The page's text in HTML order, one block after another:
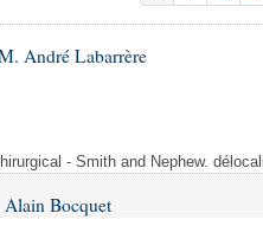
André Labarrère
- Smith and Nephew.
Alain Bocquet